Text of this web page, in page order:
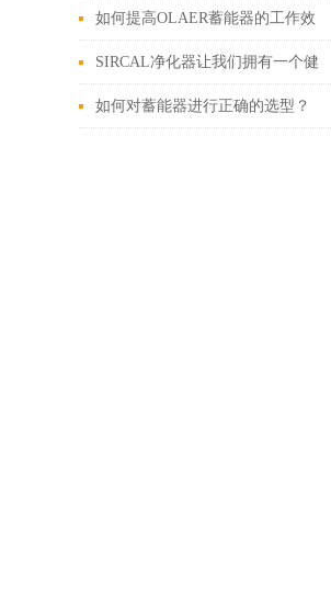
接与发动机相联系的重要部件
如何提高OLAER蓄能器的工作效
率？
SIRCAL净化器让我们拥有一个健
康、舒适的生活环境
如何对蓄能器进行正确的选型？